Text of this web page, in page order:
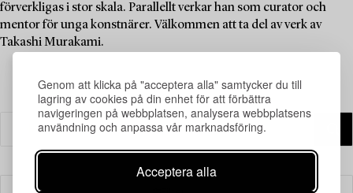
Genom att klicka på "acceptera alla" samtycker du till
lagring av cookies på din enhet för att förbättra
navigeringen på webbplatsen, analysera webbplatsens
användning och anpassa vår marknadsföring.
Acceptera alla
förverkligas i stor skala. Parallellt verkar han som curator och
mentor för unga konstnärer. Välkommen att ta del av verk av
Takashi Murakami.